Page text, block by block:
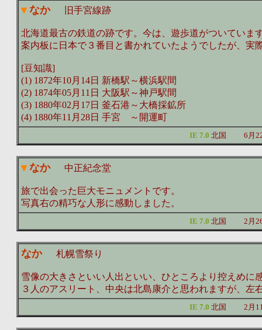
なか旧手宮線跡
北海道最古の鉄道の跡です。今は、遊歩道がついていま
案内板に日本で３番目と書かれていたようでしたが、実
[豆知識]
(1) 1872年10月14日 新橋駅～横浜駅間
(2) 1874年05月11日 大阪駅～神戸駅間
(3) 1880年02月17日 釜石港～大橋採鉱所
(4) 1880年11月28日 手宮 ～開運町
IE 7.0 北国 6月
なか中正紀念堂
旅で出会った巨大モニュメントです。
写真右の精巧な人形に感動しました。
IE 7.0 北国 2月
なか札幌雪祭り
雪像の大きさといい人出といい、ひところより控えめに
３人のアスリート、中央は北島康介と思われますが、左
IE 7.0 北国 2月